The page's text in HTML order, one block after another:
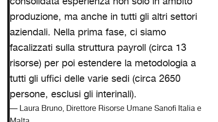
produzione, ma anche in tutti gli altri settori
aziendali. Nella prima fase, ci siamo
facalizzati sulla struttura payroll (circa 13
risorse) per poi estendere la metodologia a
tutti gli uffici delle varie sedi (circa 2650
persone, esclusi gli interinali).
Laura Bruno, Direttore Risorse Umane Sanofi Italia e